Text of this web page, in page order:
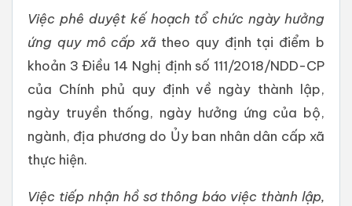
Việc phê duyệt kế hoạch tổ chức ngày hưởng
ứng quy mô cấp xãtheo quy định tại điểm b
khoản 3 Điều 14 Nghị định số 111/2018/NDD-CP
của Chính phủ quy định về ngày thành lập,
ngày truyền thống, ngày hưởng ứng của bộ,
ngành, địa phương do Ủy ban nhân dân cấp xã
thực hiện.
Việc tiếp nhận hồ sơ thông báo việc thành lập,